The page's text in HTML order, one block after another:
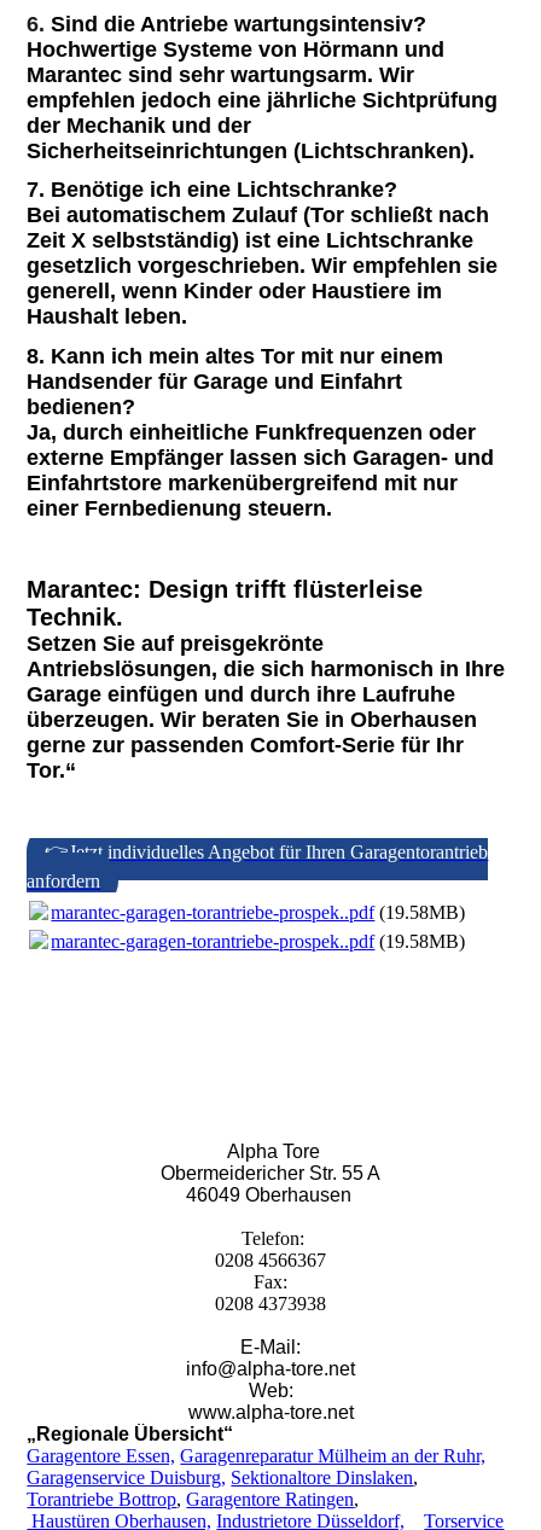
6.Sind die Antriebe wartungsintensiv?
Hochwertige Systeme von Hörmann und
Marantec sind sehr wartungsarm. Wir
empfehlen jedoch eine jährliche Sichtprüfung
der Mechanik und der
Sicherheitseinrichtungen (Lichtschranken).
7. Benötige ich eine Lichtschranke?
Bei automatischem Zulauf (Tor schließt nach
Zeit X selbstständig) ist eine Lichtschranke
gesetzlich vorgeschrieben. Wir empfehlen sie
generell, wenn Kinder oder Haustiere im
Haushalt leben.
8. Kann ich mein altes Tor mit nur einem
Handsender für Garage und Einfahrt
bedienen?
Ja, durch einheitliche Funkfrequenzen oder
externe Empfänger lassen sich Garagen- und
Einfahrtstore markenübergreifend mit nur
einer Fernbedienung steuern.
Marantec: Design trifft flüsterleise
Technik.
Setzen Sie auf preisgekrönte
Antriebslösungen, die sich harmonisch in Ihre
Garage einfügen und durch ihre Laufruhe
überzeugen. Wir beraten Sie in Oberhausen
gerne zur passenden Comfort-Serie für Ihr
Tor.“
👉Jetzt individuelles Angebot für Ihren Garagentorantrieb
anfordern
marantec-garagen-torantriebe-prospek..pdf(19.58MB)
marantec-garagen-torantriebe-prospek..pdf(19.58MB)
Alpha Tore
Obermeidericher Str. 55 A
46049 Oberhausen
Telefon:
0208 4566367
Fax:
0208 4373938
E-Mail:
info@alpha-tore.net
Web:
www.alpha-tore.net
„Regionale Übersicht“
Garagentore Essen, Garagenreparatur Mülheim an der Ruhr,
Garagenservice Duisburg, Sektionaltore Dinslaken,
Torantriebe Bottrop,Garagentore Ratingen,
Haustüren Oberhausen, Industrietore Düsseldorf, Torservice